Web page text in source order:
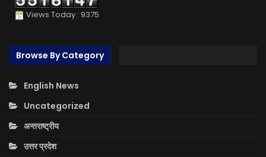
Views Today : 9375
Browse By Category
English News
Uncategorized
अन्तराष्ट्रीय
उत्तर प्रदेश